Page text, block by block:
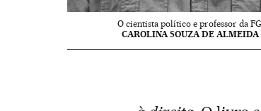
O cientista político e professor da
CAROLINA SOUZA DE ALMEIDA